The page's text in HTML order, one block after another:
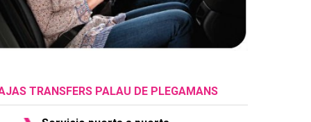
TRANSFERS PALAU DE PLEGAMANS